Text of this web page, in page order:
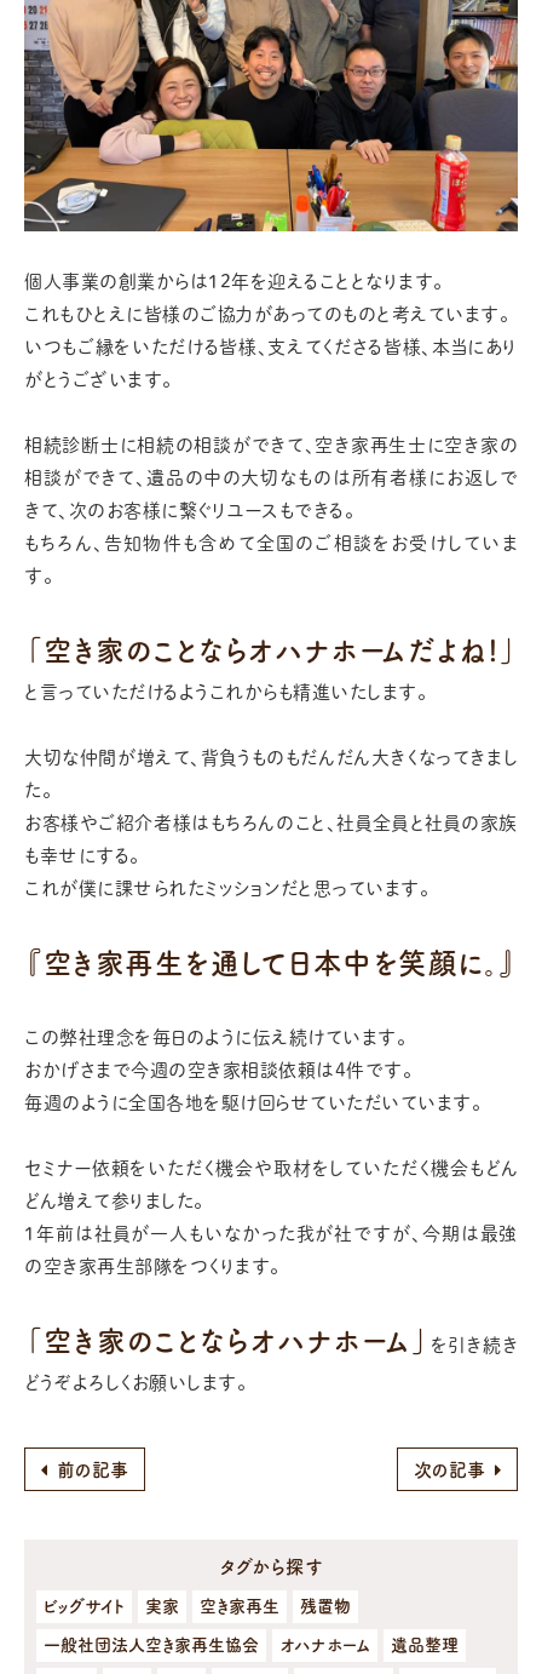
個人事業の創業からは12年を迎えることとなります。
これもひとえに皆様のご協力があってのものと考えています。
いつもご縁をいただける皆様、支えてくださる皆様、本当にあり
がとうございます。
相続診断士に相続の相談ができて、空き家再生士に空き家の
相談ができて、遺品の中の大切なものは所有者様にお返しで
きて、次のお客様に繋ぐリユースもできる。
もちろん、告知物件も含めて全国のご相談をお受けしていま
す。
「空き家のことならオハナホームだよね!」
と言っていただけるようこれからも精進いたします。
大切な仲間が増えて、背負うものもだんだん大きくなってきまし
た。
お客様やご紹介者様はもちろんのこと、社員全員と社員の家族
も幸せにする。
これが僕に課せられたミッションだと思っています。
『空き家再生を通して日本中を笑顔に。』
この弊社理念を毎日のように伝え続けています。
おかげさまで今週の空き家相談依頼は4件です。
毎週のように全国各地を駆け回らせていただいています。
セミナー依頼をいただく機会や取材をしていただく機会もどん
どん増えて参りました。
1年前は社員が一人もいなかった我が社ですが、今期は最強
の空き家再生部隊をつくります。
「空き家のことならオハナホーム」 を引き続き
どうぞよろしくお願いします。
前の記事 次の記事
タグから探す
ビッグサイト 実家 空き家再生 残置物
一般社団法人空き家再生協会 オハナホーム 遺品整理